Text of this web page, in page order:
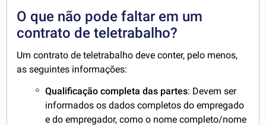
O que não pode faltar em um
contrato de teletrabalho?
Um contrato de teletrabalho deve conter, pelo menos,
as seguintes informações:
Qualificação completa das partes: Devem ser
informados os dados completos do empregado
e do empregador, como o nome completo/nome